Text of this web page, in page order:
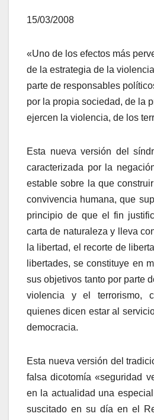
15/03/2008
«Uno de los efectos más
de la estrategia de la
parte de responsables
por la propia sociedad, de la
ejercen la violencia, de los
Esta nueva versión del
caracterizada por la
estable sobre la que
convivencia humana, que
principio de que el fin
carta de naturaleza y lleva
la libertad, el recorte de
libertades, se constituye en
sus objetivos tanto por parte
violencia y el terrorismo,
quienes dicen estar al
democracia.
Esta nueva versión del
falsa dicotomí­a «seguridad
en la actualidad una
suscitado en su dí­a en el